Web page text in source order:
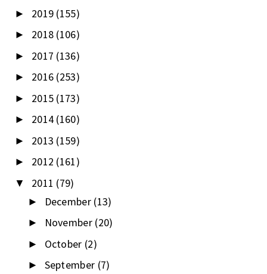
► 2019 (155)
► 2018 (106)
► 2017 (136)
► 2016 (253)
► 2015 (173)
► 2014 (160)
► 2013 (159)
► 2012 (161)
▼ 2011 (79)
► December (13)
► November (20)
► October (2)
► September (7)